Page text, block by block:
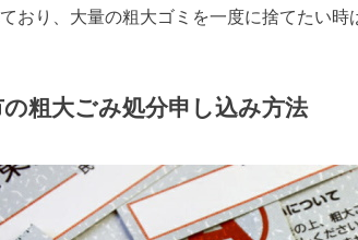
おり、大量の粗大ゴミを一度に捨てたい時
の粗大ごみ処分申し込み方法